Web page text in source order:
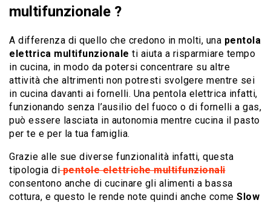
multifunzionale ?
A differenza di quello che credono in molti, una pentola
elettrica multifunzionale ti aiuta a risparmiare tempo
in cucina, in modo da potersi concentrare su altre
attività che altrimenti non potresti svolgere mentre sei
in cucina davanti ai fornelli. Una pentola elettrica infatti,
funzionando senza l’ausilio del fuoco o di fornelli a gas,
può essere lasciata in autonomia mentre cucina il pasto
per te e per la tua famiglia.
Grazie alle sue diverse funzionalità infatti, questa
tipologia dipentole elettriche multifunzionali
consentono anche di cucinare gli alimenti a bassa
cottura, e questo le rende note quindi anche come Slow